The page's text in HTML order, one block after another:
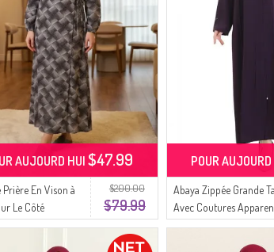
$200.00
$79.99
Prière En Vison à
Le Côté
03 Blanc Prune
AUJOURD HUI$47.99
Abaya Zippée Grande
Avec Coutures
6177-04 Prune
POUR